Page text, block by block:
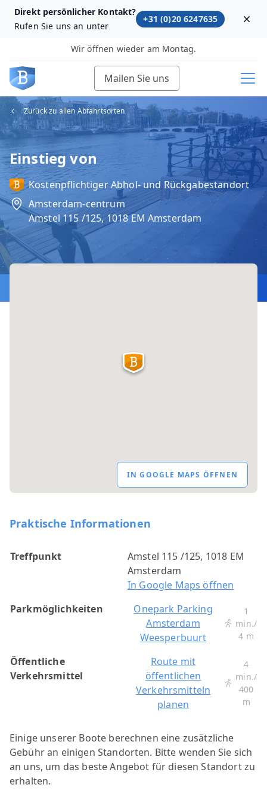
Direkt persönlicher Kontakt?
Rufen Sie uns an unter
+31 (0)20 6247635
Wir öffnen wieder am Montag.
Mailen Sie uns
Zurück zu allen Abfahrtsorten
Einstieg von
Kostenpflichtiger Abhol‑ und Rückgabestandort
Amsterdam-centrum
Amstel 115 /125, 1018 EM Amsterdam
IN GOOGLE MAPS ÖFFNEN
Praktische Informationen
Treffpunkt
Amstel 115 /125, 1018 EM
Amsterdam
In Google Maps öffnen
Parkmöglichkeiten
Onepark Parking
Amsterdam
Weesperbuurt
1
min./
4 m
Öffentliche
Verkehrsmittel
Route mit
öffentlichen
Verkehrsmitteln
planen
4
min./
400
m
Einige unserer Boote berechnen eine zusätzliche
Gebühr an einigen Standorten. Bitte wenden Sie sich
an uns, um das beste Angebot für diesen Standort zu
erhalten.